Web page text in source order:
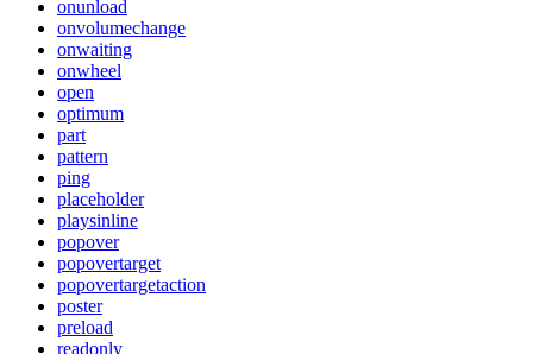
onunload
onvolumechange
onwaiting
onwheel
open
optimum
part
pattern
ping
placeholder
playsinline
popover
popovertarget
popovertargetaction
poster
preload
readonly